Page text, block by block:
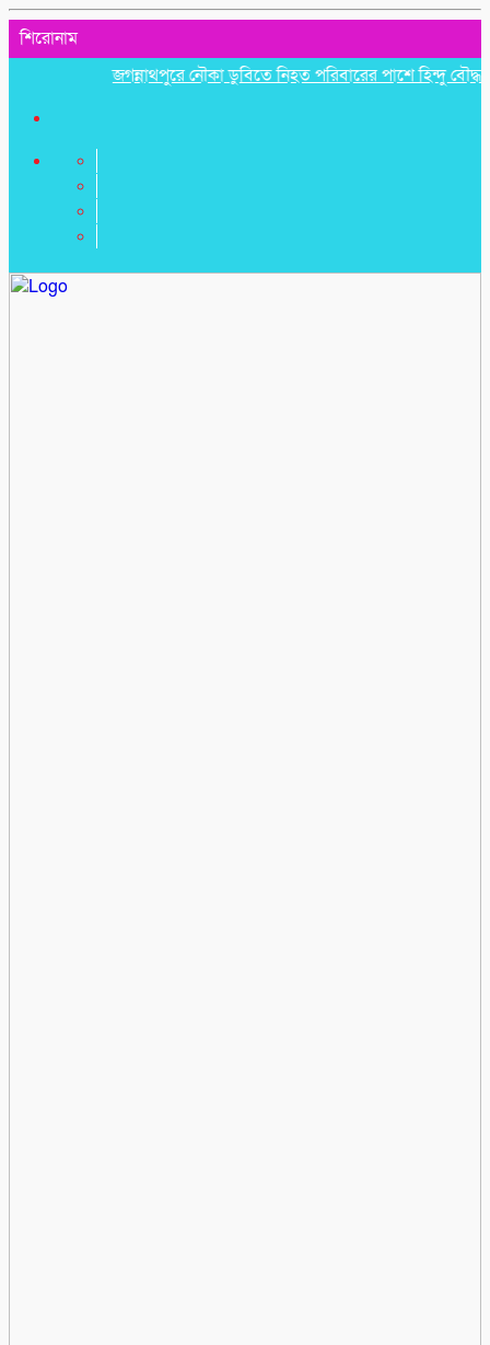
শিরোনাম
জগন্নাথপুরে নৌকা ডুবিতে নিহত পরিবারের পাশে হিন্দু বৌদ্ধ